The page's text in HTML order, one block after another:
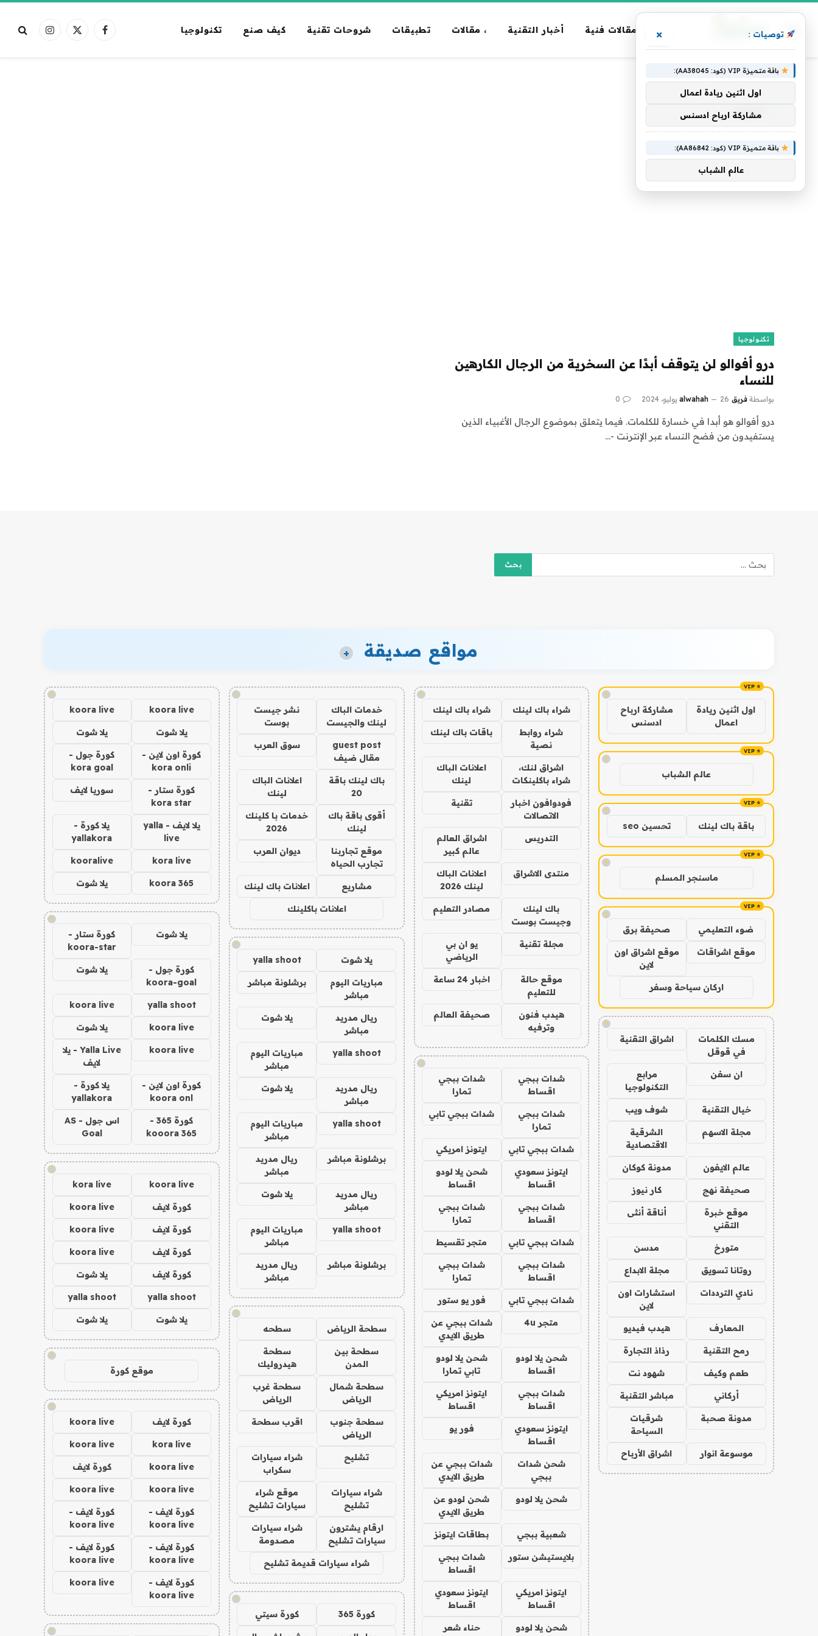
مقالات فنية أخبار التقنية ، مقالات تطبيقات شروحات تقنية كيف صنع تكنولوجيا فيسبوكX
الانستغرام
الرئيسية » أفوالو
أفوالو
تكنولوجيا
درو أفوالو لن يتوقف أبدًا عن السخرية من الرجال الكارهين
للنساء
بواسطة فريق alwahah 26 يوليو، 2024 0
درو أفوالو هو أبدا في خسارة للكلمات. فيما يتعلق بموضوع الرجال الأغبياء الذين
يستفيدون من فضح النساء عبر الإنترنت -…
مواقع صديقة +
!
اول اثنين ريادة
اعمال
مشاركة ارباح
ادسنس
!
عالم الشباب
!
باقة باك لينك تحسين seo
!
ماسنجر المسلم
!
ضوء التعليمي صحيفة برق
موقع اشراقات
موقع اشراق اون
لاين
اركان سياحة وسفر
!
مسك الكلمات
في قوقل
اشراق التقنية
ان سفن
مرابع
التكنولوجيا
خيال التقنية شوف ويب
مجلة الاسهم
الشرقية
الاقتصادية
عالم الايفون مدونة كوكان
صحيفة نهج كار نيوز
موقع خبرة
التقني
أناقة أنثى
متورخ مدسن
روتانا تسويق مجلة الابداع
نادي الترددات
استشارات اون
لاين
المعارف هيدب فيديو
رمح التقنية رذاذ التجارة
طعم وكيف شهود نت
أركاني مباشر التقنية
مدونة صحبة
شرقيات
السياحة
موسوعة انوار اشراق الأرباح
!
شراء باك لينك شراء باك لينك
شراء روابط
نصية
باقات باك لينك
اشراق لنك،
شراء باكلينكات
اعلانات الباك
لينك
فودوافون اخبار
الاتصالات
تقنية
التدريس
اشراق العالم
عالم كبير
منتدى الاشراق
اعلانات الباك
لينك 2026
باك لينك
وجيست بوست
مصادر التعليم
مجلة تقنية
يو ان بي
الرياضي
موقع حالة
للتعليم
اخبار 24 ساعة
هيدب فنون
وترفيه
صحيفة العالم
!
شدات ببجي
اقساط
شدات ببجي
تمارا
شدات ببجي
تمارا
شدات ببجي تابي
شدات ببجي تابي ايتونز امريكي
ايتونز سعودي
اقساط
شحن يلا لودو
اقساط
شدات ببجي
اقساط
شدات ببجي
تمارا
شدات ببجي تابي متجر تقسيط
شدات ببجي
اقساط
شدات ببجي
تمارا
شدات ببجي تابي فور يو ستور
متجر 4u
شدات ببجي عن
طريق الايدي
شحن يلا لودو
اقساط
شحن يلا لودو
تابي تمارا
شدات ببجي
اقساط
ايتونز امريكي
اقساط
ايتونز سعودي
اقساط
فور يو
شحن شدات
ببجي
شدات ببجي عن
طريق الايدي
شحن يلا لودو
شحن لودو عن
طريق الايدي
شعبية ببجي بطاقات ايتونز
بلايستيشن ستور
شدات ببجي
اقساط
ايتونز امريكي
اقساط
ايتونز سعودي
اقساط
شحن يلا لودو
حناء شعر
!
خدمات الباك
لينك والجيست
نشر جيست
بوست
guest post
مقال ضيف
سوق العرب
باك لينك باقة
20
اعلانات الباك
لينك
أقوى باقة باك
لينك
خدمات با كلينك
2026
موقع تجاربنا
تجارب الحياه
ديوان العرب
مشاريع اعلانات باك لينك
اعلانات باكلينك
!
يلا شوت yalla shoot
مباريات اليوم
مباشر
برشلونة مباشر
ريال مدريد
مباشر
يلا شوت
yalla shoot
مباريات اليوم
مباشر
ريال مدريد
مباشر
يلا شوت
yalla shoot
مباريات اليوم
مباشر
برشلونة مباشر
ريال مدريد
مباشر
ريال مدريد
مباشر
يلا شوت
yalla shoot
مباريات اليوم
مباشر
برشلونة مباشر
ريال مدريد
مباشر
!
سطحة الرياض سطحه
سطحة بين
المدن
سطحة
هيدروليك
سطحة شمال
الرياض
سطحة غرب
الرياض
سطحة جنوب
الرياض
اقرب سطحة
تشليح
شراء سيارات
سكراب
شراء سيارات
تشليح
موقع شراء
سيارات تشليح
ارقام يشترون
سيارات تشليح
شراء سيارات
مصدومة
شراء سيارات قديمة تشليح
!
كورة 365 كورة سيتي
!
koora live
koora live
يلا شوت يلا شوت
كورة اون لاين -
kora onli
كورة جول -
kora goal
كورة ستار -
kora star
سوريا لايف
يلا لايف - yalla
live
يلا كورة -
yallakora
kora live
kooralive
koora 365 يلا شوت
!
يلا شوت
كورة ستار -
koora-star
كورة جول -
koora-goal
يلا شوت
yalla shoot
koora live
koora live يلا شوت
koora live
Yalla Live - يلا
لايف
كورة اون لاين -
koora onl
يلا كورة -
yallakora
كورة 365 -
kooora 365
اس جول - AS
Goal
!
koora live
kora live
كورة لايف koora live
كورة لايف koora live
كورة لايف koora live
كورة لايف يلا شوت
yalla shoot
yalla shoot
يلا شوت يلا شوت
!
موقع كورة
!
كورة لايف koora live
kora live
koora live
koora live كورة لايف
koora live
koora live
كورة لايف -
koora live
كورة لايف -
koora live
كورة لايف -
koora live
كورة لايف -
koora live
كورة لايف -
koora live
koora live
!
توصيات : ×
باقة متميزة VIP (كود: AA38045):
اول اثنين ريادة اعمال
مشاركة ارباح ادسنس
باقة متميزة VIP (كود: AA86842):
عالم الشباب